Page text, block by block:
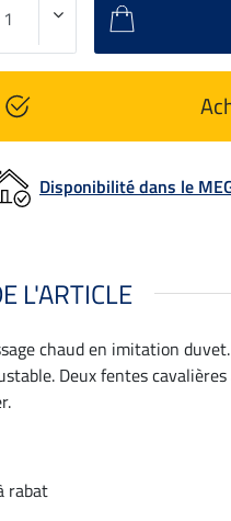
Disponibilité dans le
L'ARTICLE
chaud en imitation
Deux fentes
rabat